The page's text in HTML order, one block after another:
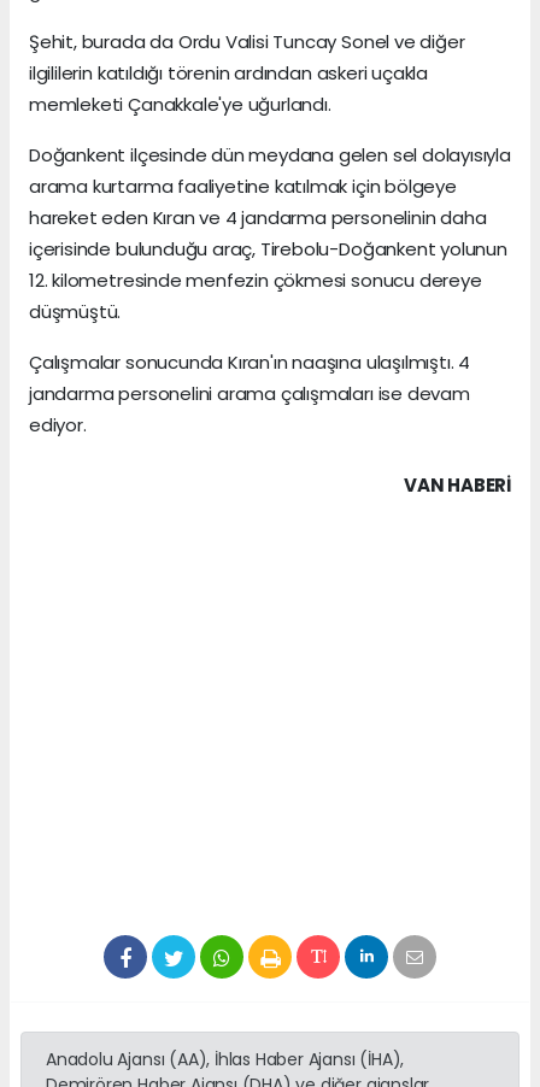
Şehit, burada da Ordu Valisi Tuncay Sonel ve diğer
ilgililerin katıldığı törenin ardından askeri uçakla
memleketi Çanakkale'ye uğurlandı.
Doğankent ilçesinde dün meydana gelen sel dolayısıyla
arama kurtarma faaliyetine katılmak için bölgeye
hareket eden Kıran ve 4 jandarma personelinin daha
içerisinde bulunduğu araç, Tirebolu-Doğankent yolunun
12. kilometresinde menfezin çökmesi sonucu dereye
düşmüştü.
Çalışmalar sonucunda Kıran'ın naaşına ulaşılmıştı. 4
jandarma personelini arama çalışmaları ise devam
ediyor.
VAN HABERİ
Anadolu Ajansı (AA), İhlas Haber Ajansı (İHA),